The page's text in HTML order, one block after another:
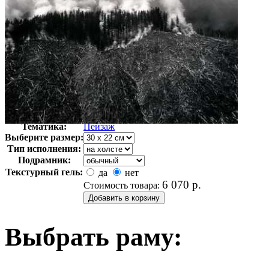
Автор:
Неизвестно
Арт-стиль
Фотография
Тематика:
Пейзаж
Выберите размер:
Тип исполнения:
Подрамник:
Текстурный гель:
да
нет
Стоимость товара: 6 070 р.
Выбрать раму: